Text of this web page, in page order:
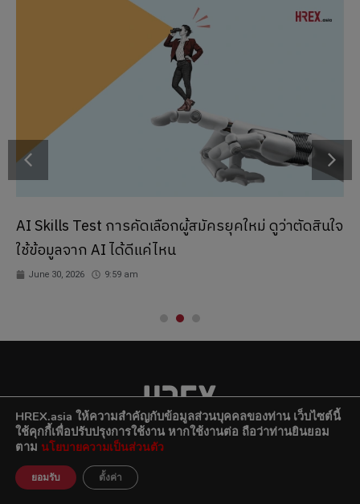
AI Skills Test การคัดเลือกผู้สมัครยุคใหม่ ดูว่าตัดสินใจ
ใช้ข้อมูลจาก AI ได้ดีแค่ไหน
June 30, 2026 9:59 am
801 8th Floor, Mercury Tower, 540 Ploenchit Road,
Lumpini,
Pathum Wan, Bangkok 10330
HREX.asia ให้ความสำคัญกับข้อมูลส่วนบุคคลของท่าน เว็บไซต์นี้
ใช้คุกกี้เพื่อปรับปรุงการใช้งาน หากใช้งานต่อ ถือว่าท่านยินยอม
ตาม นโยบายความเป็นส่วนตัว
ยอมรับ ตั้งค่า